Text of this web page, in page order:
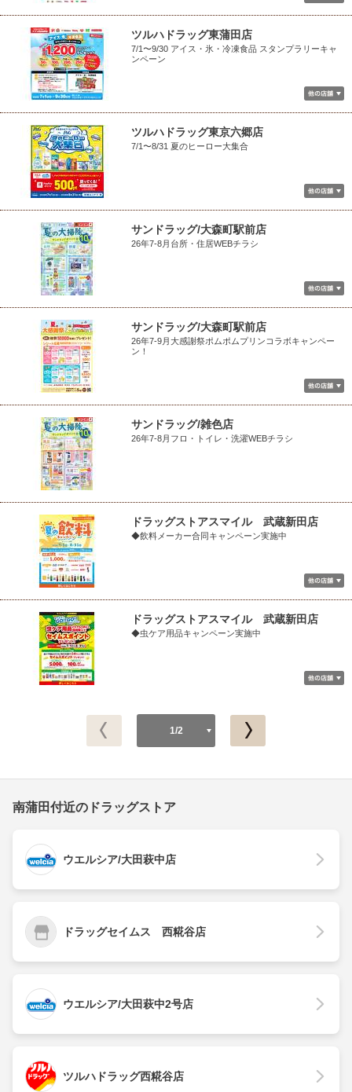
ツルハドラッグ東蒲田店
7/1〜9/30 アイス・氷・冷凍食品 スタンプラリーキャ
ンペーン
ツルハドラッグ東京六郷店
7/1〜8/31 夏のヒーロー大集合
サンドラッグ/大森町駅前店
26年7-8月台所・住居WEBチラシ
サンドラッグ/大森町駅前店
26年7-9月大感謝祭ポムポムプリンコラボキャンペー
ン！
サンドラッグ/雑色店
26年7-8月フロ・トイレ・洗濯WEBチラシ
ドラッグストアスマイル 武蔵新田店
◆飲料メーカー合同キャンペーン実施中
ドラッグストアスマイル 武蔵新田店
◆虫ケア用品キャンペーン実施中
1/2
南蒲田付近のドラッグストア
ウエルシア/大田萩中店
ドラッグセイムス 西糀谷店
ウエルシア/大田萩中2号店
ツルハドラッグ西糀谷店